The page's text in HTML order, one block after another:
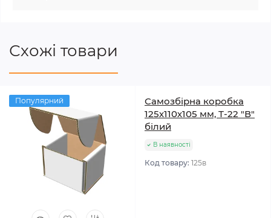
Схожі товари
Популярний
Самозбірна коробка
125х110х105 мм, Т-22 "В"
білий
В наявності
Код товару: 125в